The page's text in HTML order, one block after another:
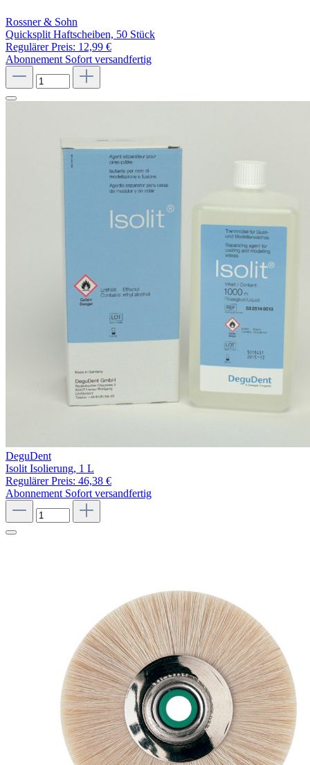
Rossner & Sohn
Quicksplit Haftscheiben, 50 Stück
Regulärer Preis: 12,99 €
Abonnement Sofort versandfertig
DeguDent
Isolit Isolierung, 1 L
Regulärer Preis: 46,38 €
Abonnement Sofort versandfertig